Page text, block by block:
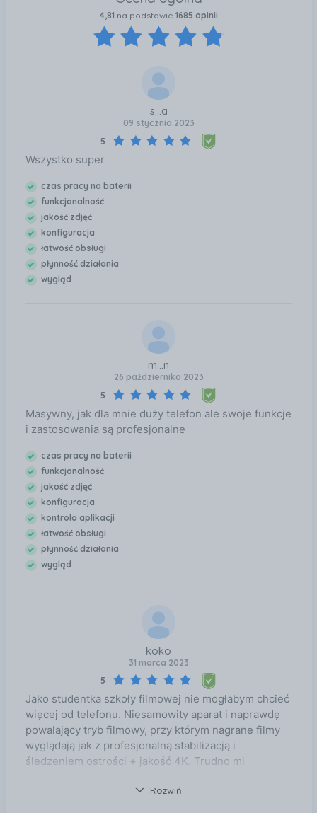
moc obliczeniowa pozwoli Ci w pełni doświadczyć
otaczającego świata bez zbędnego czekania na
uruchomienie aplikacji.
4,81 na podstawie 1685 opinii
s...a
09 stycznia 2023
5
Wszystko super
czas pracy na baterii
funkcjonalność
jakość zdjęć
konfiguracja
łatwość obsługi
płynność działania
wygląd
m...n
26 października 2023
5
Masywny, jak dla mnie duży telefon ale swoje funkcje
i zastosowania są profesjonalne
czas pracy na baterii
funkcjonalność
jakość zdjęć
konfiguracja
kontrola aplikacji
łatwość obsługi
płynność działania
wygląd
koko
31 marca 2023
5
Jako studentka szkoły filmowej nie mogłabym chcieć
więcej od telefonu. Niesamowity aparat i naprawdę
powalający tryb filmowy, przy którym nagrane filmy
wyglądają jak z profesjonalną stabilizacją i
śledzeniem ostrości + jakość 4K. Trudno mi
kieszeni (!). Poza tym telefon jest piękny, cudowny
Rozwiń